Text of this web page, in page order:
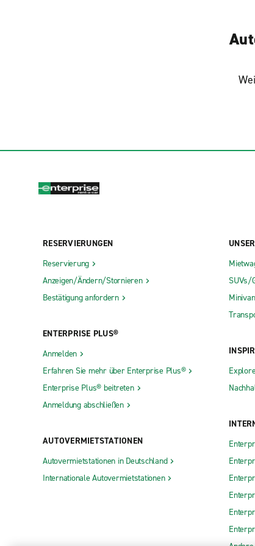
RESERVIERUNGEN
Reservierung
Anzeigen/Ändern/Stornieren
Bestätigung anfordern
ENTERPRISE PLUS®
Anmelden
Erfahren Sie mehr über Enterprise Plus®
Enterprise Plus® beitreten
Anmeldung abschließen
AUTOVERMIETSTATIONEN
Autovermietstationen in Deutschland
Internationale Autovermietstationen
SUVs/